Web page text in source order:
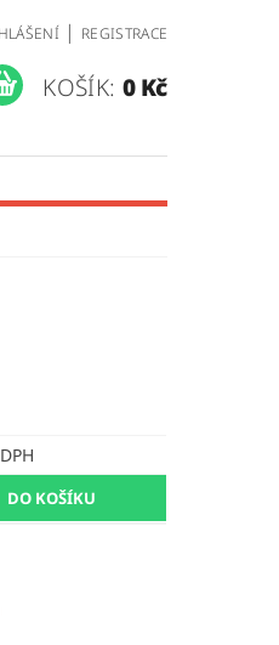
| REGISTRACE
KOŠÍK: 0 Kč
bez DPH